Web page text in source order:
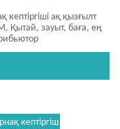
ақ қызғылт
Қытай, зауыт, баға, ең
кептіргіш